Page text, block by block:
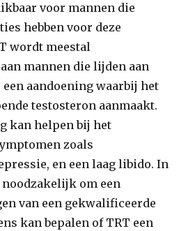
voor mannen die
hebben voor deze
wordt meestal
mannen die lijden aan
aandoening waarbij het
testosteron aanmaakt.
kan helpen bij het
zoals
en een laag libido. In
om een
van een gekwalificeerde
kan bepalen of TRT een